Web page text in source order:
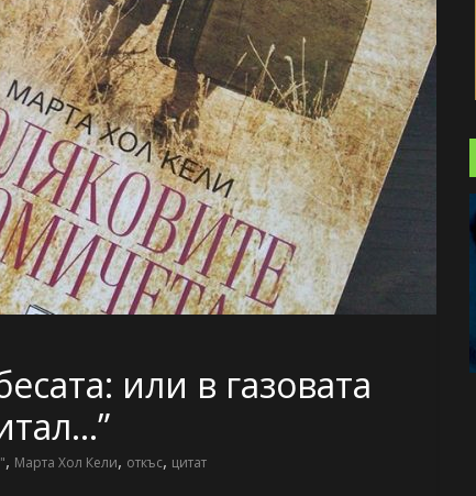
или в газовата
, Марта Хол Кели, откъс, цитат